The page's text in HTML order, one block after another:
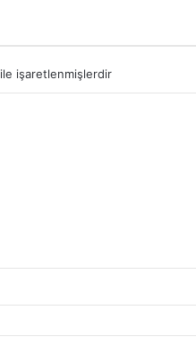
ile işaretlenmişlerdir